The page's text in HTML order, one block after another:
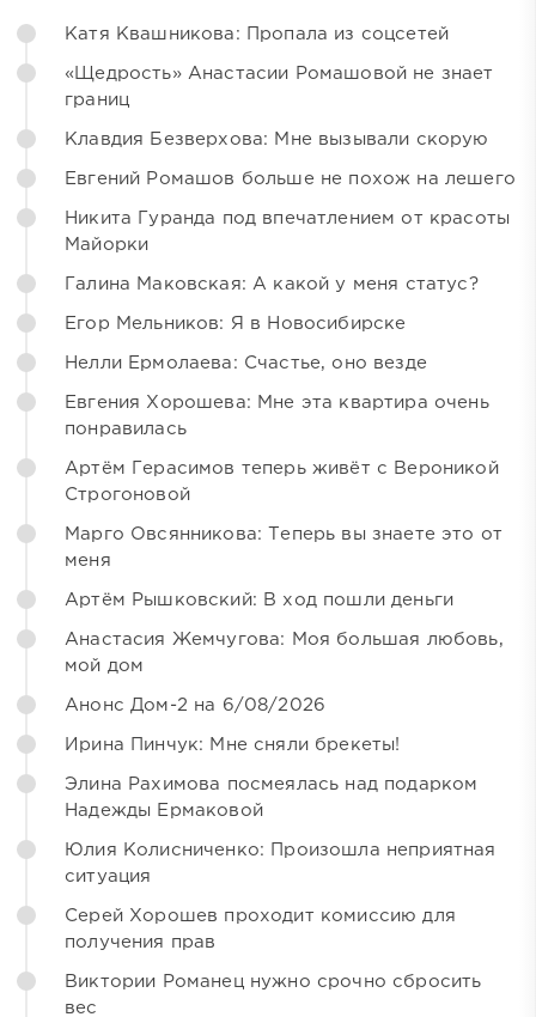
Катя Квашникова: Пропала из соцсетей
«Щедрость» Анастасии Ромашовой не знает
границ
Клавдия Безверхова: Мне вызывали скорую
Евгений Ромашов больше не похож на лешего
Никита Гуранда под впечатлением от красоты
Майорки
Галина Маковская: А какой у меня статус?
Егор Мельников: Я в Новосибирске
Нелли Ермолаева: Счастье, оно везде
Евгения Хорошева: Мне эта квартира очень
понравилась
Артём Герасимов теперь живёт с Вероникой
Строгоновой
Марго Овсянникова: Теперь вы знаете это от
меня
Артём Рышковский: В ход пошли деньги
Анастасия Жемчугова: Моя большая любовь,
мой дом
Анонс Дом-2 на 6/08/2026
Ирина Пинчук: Мне сняли брекеты!
Элина Рахимова посмеялась над подарком
Надежды Ермаковой
Юлия Колисниченко: Произошла неприятная
ситуация
Серей Хорошев проходит комиссию для
получения прав
Виктории Романец нужно срочно сбросить
вес